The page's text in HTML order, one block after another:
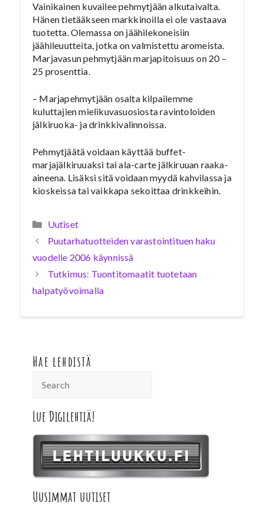
Vainikainen kuvailee pehmytjään alkutaivalta.
Hänen tietääkseen markkinoilla ei ole vastaava
tuotetta. Olemassa on jäähilekoneisiin
jäähileuutteita, jotka on valmistettu aromeista.
Marjavasun pehmytjään marjapitoisuus on 20 –
25 prosenttia.
– Marjapehmytjään osalta kilpailemme
kuluttajien mielikuvasuosiosta ravintoloiden
jälkiruoka- ja drinkkivalinnoissa.
Pehmytjäätä voidaan käyttää buffet-
marjajälkiruuaksi tai ala-carte jälkiruuan raaka-
aineena. Lisäksi sitä voidaan myydä kahvilassa ja
kioskeissa tai vaikkapa sekoittaa drinkkeihin.
Kategoriat
Uutiset
Puutarhatuotteiden varastointituen haku
vuodelle 2006 käynnissä
Tutkimus: Tuontitomaatit tuotetaan
halpatyövoimalla
Hae lehdistä
Lue Digilehtiä!
Uusimmat uutiset